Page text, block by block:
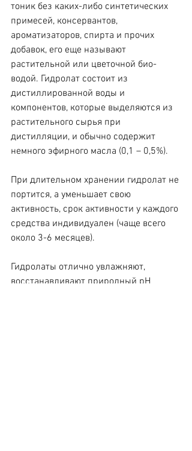
тоник без каких-либо синтетических
примесей, консервантов,
ароматизаторов, спирта и прочих
добавок, его еще называют
растительной или цветочной био-
водой. Гидролат состоит из
дистиллированной воды и
компонентов, которые выделяются из
растительного сырья при
дистилляции, и обычно содержит
немного эфирного масла (0,1 – 0,5%).
При длительном хранении гидролат не
портится, а уменьшает свою
активность, срок активности у каждого
средства индивидуален (чаще всего
около 3-6 месяцев).
Гидролаты отлично увлажняют,
восстанавливают природный pH